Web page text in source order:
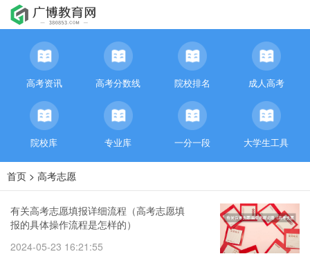
高考资讯 高考分数线 院校排名 成人高考
院校库 专业库 一分一段 大学生工具
首页 > 高考志愿
有关高考志愿填报详细流程（高考志愿填
报的具体操作流程是怎样的）
2024-05-23 16:21:55